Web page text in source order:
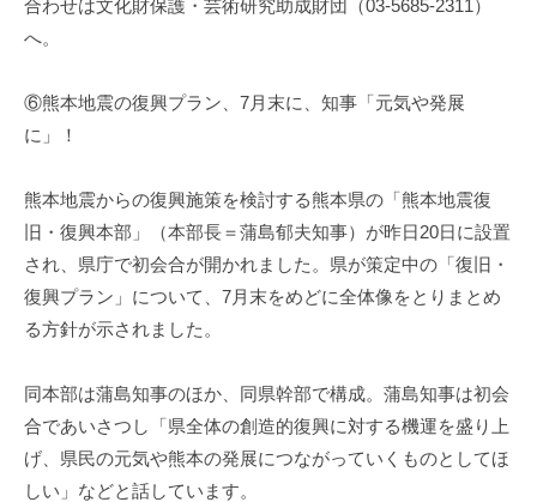
合わせは文化財保護・芸術研究助成財団（03-5685-2311）
へ。
⑥熊本地震の復興プラン、7月末に、知事「元気や発展
に」！
熊本地震からの復興施策を検討する熊本県の「熊本地震復
旧・復興本部」（本部長＝蒲島郁夫知事）が昨日20日に設置
され、県庁で初会合が開かれました。県が策定中の「復旧・
復興プラン」について、7月末をめどに全体像をとりまとめ
る方針が示されました。
同本部は蒲島知事のほか、同県幹部で構成。蒲島知事は初会
合であいさつし「県全体の創造的復興に対する機運を盛り上
げ、県民の元気や熊本の発展につながっていくものとしてほ
しい」などと話しています。